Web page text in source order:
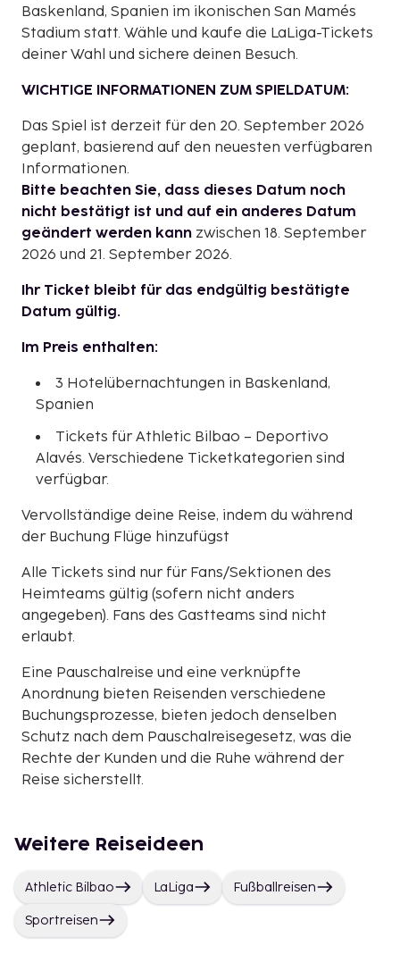
Baskenland, Spanien im ikonischen San Mamés
Stadium statt. Wähle und kaufe die LaLiga-Tickets
deiner Wahl und sichere deinen Besuch.
WICHTIGE INFORMATIONEN ZUM SPIELDATUM:
Das Spiel ist derzeit für den 20. September 2026
geplant, basierend auf den neuesten verfügbaren
Informationen.
Bitte beachten Sie, dass dieses Datum noch
nicht bestätigt ist und auf ein anderes Datum
geändert werden kann zwischen 18. September
2026 und 21. September 2026.
Ihr Ticket bleibt für das endgültig bestätigte
Datum gültig.
Im Preis enthalten:
3 Hotelübernachtungen in Baskenland,
Spanien
Tickets für Athletic Bilbao – Deportivo
Alavés. Verschiedene Ticketkategorien sind
verfügbar.
Vervollständige deine Reise, indem du während
der Buchung Flüge hinzufügst
Alle Tickets sind nur für Fans/Sektionen des
Heimteams gültig (sofern nicht anders
angegeben). Fans des Gastteams sind nicht
erlaubt.
Eine Pauschalreise und eine verknüpfte
Anordnung bieten Reisenden verschiedene
Buchungsprozesse, bieten jedoch denselben
Schutz nach dem Pauschalreisegesetz, was die
Rechte der Kunden und die Ruhe während der
Reise sicherstellt.
Weitere Reiseideen
Athletic Bilbao LaLiga Fußballreisen
Sportreisen